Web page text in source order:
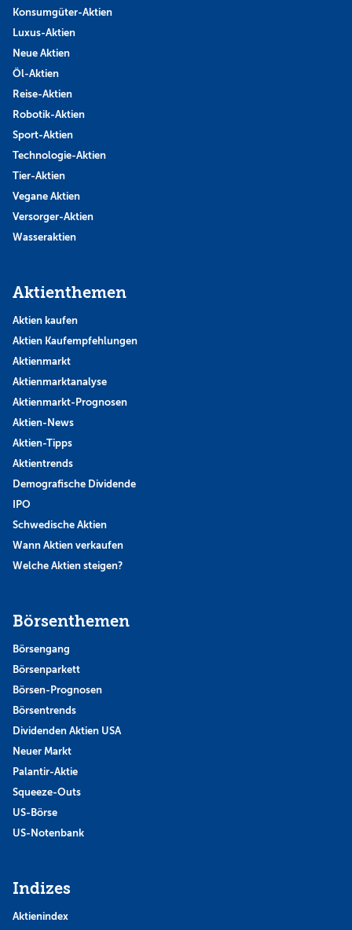
Konsumgüter-Aktien
Luxus-Aktien
Neue Aktien
Öl-Aktien
Reise-Aktien
Robotik-Aktien
Sport-Aktien
Technologie-Aktien
Tier-Aktien
Vegane Aktien
Versorger-Aktien
Wasseraktien
Aktienthemen
Aktien kaufen
Aktien Kaufempfehlungen
Aktienmarkt
Aktienmarktanalyse
Aktienmarkt-Prognosen
Aktien-News
Aktien-Tipps
Aktientrends
Demografische Dividende
IPO
Schwedische Aktien
Wann Aktien verkaufen
Welche Aktien steigen?
Börsenthemen
Börsengang
Börsenparkett
Börsen-Prognosen
Börsentrends
Dividenden Aktien USA
Neuer Markt
Palantir-Aktie
Squeeze-Outs
US-Börse
US-Notenbank
Indizes
Aktienindex